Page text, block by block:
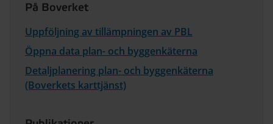
På Boverket
Uppföljning av tillämpningen av PBL
Öppna data plan- och byggenkäterna
Detaljplanering plan- och byggenkäterna
(Boverkets karttjänst)